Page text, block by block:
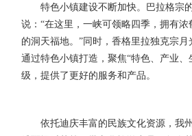
特色小镇建设不断加快。巴拉格宗
说：“在这里，一峡可领略四季，拥有
的洞天福地。”同时，香格里拉独克宗
通过特色小镇打造，聚焦“特色、产业
级，提供了更好的服务和产品。
依托迪庆丰富的民族文化资源，我